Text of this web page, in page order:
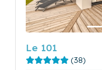
Le 101
(38)